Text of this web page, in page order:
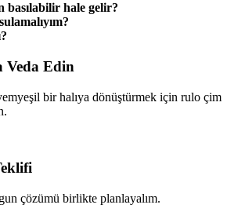
basılabilir hale gelir?
Veda Edin
bir halıya dönüştürmek için rulo çim
çözümü birlikte planlayalım.